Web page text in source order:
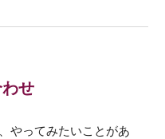
せ
やってみたいことがあ